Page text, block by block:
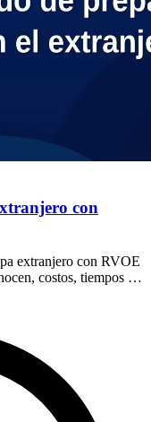
con
extranjero con RVOE
costos, tiempos y